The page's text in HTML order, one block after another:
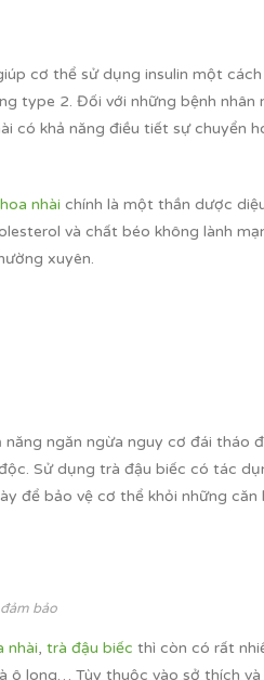
cơ thể sử dụng insulin một cách
type 2. Đối với những bệnh nhân
có khả năng điều tiết sự chuyển
nhài chính là một thần dược
và chất béo không lành
xuyên.
năng ngăn ngừa nguy cơ đái tháo
Sử dụng trà đậu biếc có tác
để bảo vệ cơ thể khỏi những căn
bảo
nhài, trà đậu biếc thì còn có rất
ô long… Tùy thuộc vào sở thích và